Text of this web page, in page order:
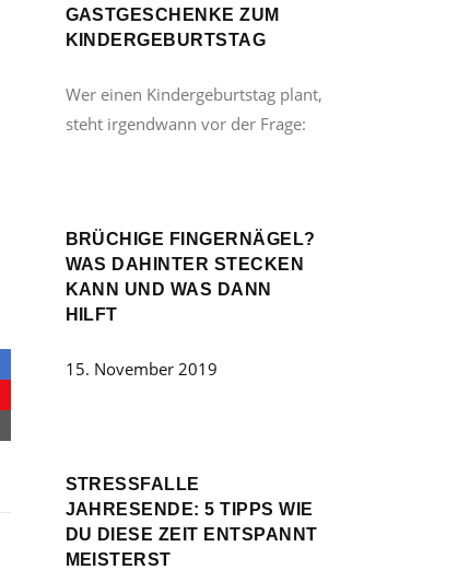
GASTGESCHENKE ZUM
KINDERGEBURTSTAG
Wer einen Kindergeburtstag plant,
steht irgendwann vor der Frage:
BRÜCHIGE FINGERNÄGEL?
WAS DAHINTER STECKEN
KANN UND WAS DANN
HILFT
15. November 2019
STRESSFALLE
JAHRESENDE: 5 TIPPS WIE
DU DIESE ZEIT ENTSPANNT
MEISTERST